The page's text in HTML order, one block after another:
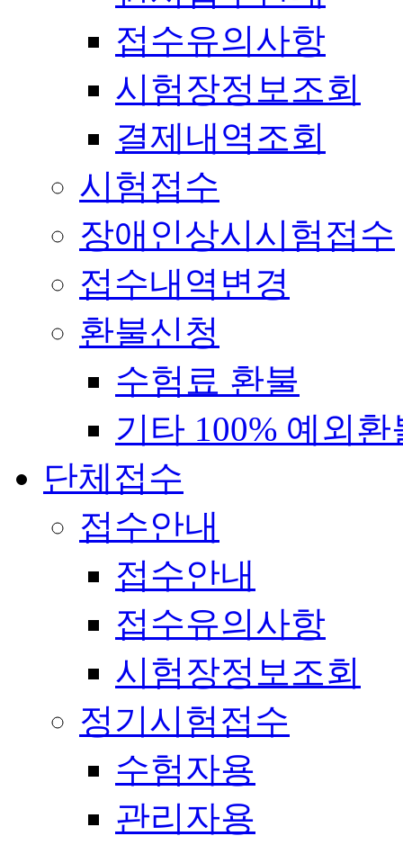
접수유의사항
시험장정보조회
결제내역조회
시험접수
장애인상시시험접수
접수내역변경
환불신청
수험료 환불
기타 100% 예외환
단체접수
접수안내
접수안내
접수유의사항
시험장정보조회
정기시험접수
수험자용
관리자용